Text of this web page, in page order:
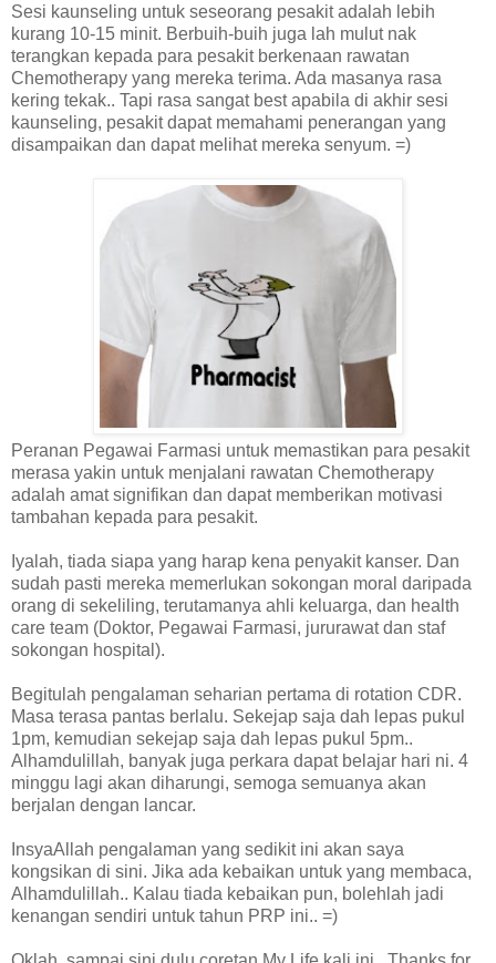
Sesi kaunseling untuk seseorang pesakit adalah lebih
kurang 10-15 minit. Berbuih-buih juga lah mulut nak
terangkan kepada para pesakit berkenaan rawatan
Chemotherapy yang mereka terima. Ada masanya rasa
kering tekak.. Tapi rasa sangat best apabila di akhir sesi
kaunseling, pesakit dapat memahami penerangan yang
disampaikan dan dapat melihat mereka senyum. =)
Peranan Pegawai Farmasi untuk memastikan para pesakit
merasa yakin untuk menjalani rawatan Chemotherapy
adalah amat signifikan dan dapat memberikan motivasi
tambahan kepada para pesakit.
Iyalah, tiada siapa yang harap kena penyakit kanser. Dan
sudah pasti mereka memerlukan sokongan moral daripada
orang di sekeliling, terutamanya ahli keluarga, dan health
care team (Doktor, Pegawai Farmasi, jururawat dan staf
sokongan hospital).
Begitulah pengalaman seharian pertama di rotation CDR.
Masa terasa pantas berlalu. Sekejap saja dah lepas pukul
1pm, kemudian sekejap saja dah lepas pukul 5pm..
Alhamdulillah, banyak juga perkara dapat belajar hari ni. 4
minggu lagi akan diharungi, semoga semuanya akan
berjalan dengan lancar.
InsyaAllah pengalaman yang sedikit ini akan saya
kongsikan di sini. Jika ada kebaikan untuk yang membaca,
Alhamdulillah.. Kalau tiada kebaikan pun, bolehlah jadi
kenangan sendiri untuk tahun PRP ini.. =)